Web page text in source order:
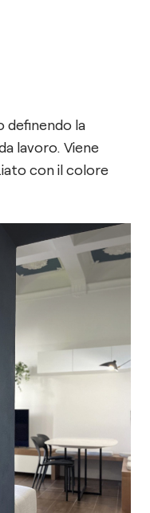
definendo la
lavoro. Viene
con il colore